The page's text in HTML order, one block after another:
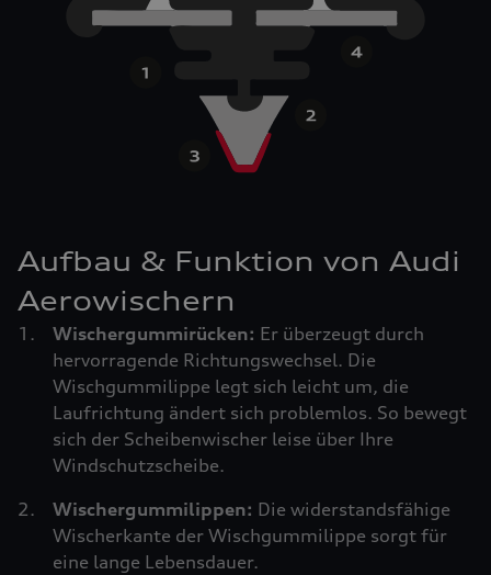
Aufbau & Funktion von Audi
Aerowischern
Wischergummirücken: Er überzeugt durch
hervorragende Richtungswechsel. Die
Wischgummilippe legt sich leicht um, die
Laufrichtung ändert sich problemlos. So bewegt
sich der Scheibenwischer leise über Ihre
Windschutzscheibe.
Wischergummilippen: Die widerstandsfähige
Wischerkante der Wischgummilippe sorgt für
eine lange Lebensdauer.